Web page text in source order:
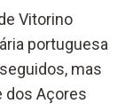
Vitorino
portuguesa
mas
dos Açores